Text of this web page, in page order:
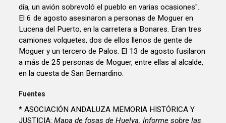
día, un avión sobrevoló el pueblo en varias ocasiones".
El 6 de agosto asesinaron a personas de Moguer en
Lucena del Puerto, en la carretera a Bonares. Eran tres
camiones volquetes, dos de ellos llenos de gente de
Moguer y un tercero de Palos. El 13 de agosto fusilaron
a más de 25 personas de Moguer, entre ellas al alcalde,
en la cuesta de San Bernardino.
Fuentes
* ASOCIACIÓN ANDALUZA MEMORIA HISTÓRICA Y
JUSTICIA:Mapa de fosas de Huelva. Informe sobre las